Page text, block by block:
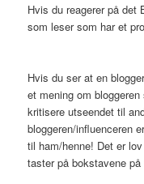
Hvis du reagerer på det
som leser som har et
Hvis du ser at en
et mening om
kritisere utseendet til
bloggeren/influenceren
til ham/henne! Det er
taster på bokstavene